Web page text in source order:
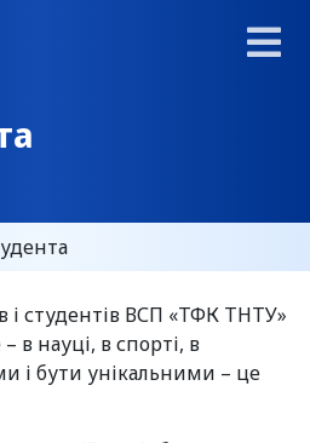
і студентів ВСП «ТФК ТНТУ»
в науці, в спорті, в
і бути унікальними – це